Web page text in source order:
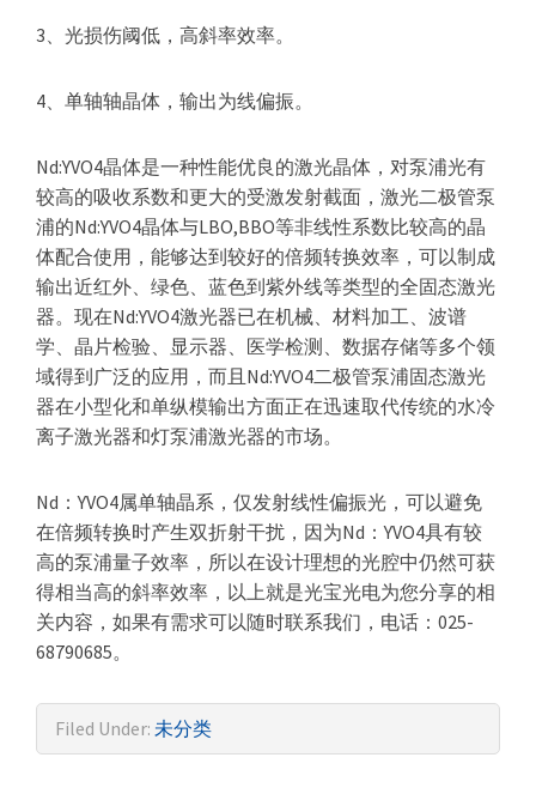
3、光损伤阈低，高斜率效率。
4、单轴轴晶体，输出为线偏振。
Nd:YVO4晶体是一种性能优良的激光晶体，对泵浦光有
较高的吸收系数和更大的受激发射截面，激光二极管泵
浦的Nd:YVO4晶体与LBO,BBO等非线性系数比较高的晶
体配合使用，能够达到较好的倍频转换效率，可以制成
输出近红外、绿色、蓝色到紫外线等类型的全固态激光
器。现在Nd:YVO4激光器已在机械、材料加工、波谱
学、晶片检验、显示器、医学检测、数据存储等多个领
域得到广泛的应用，而且Nd:YVO4二极管泵浦固态激光
器在小型化和单纵模输出方面正在迅速取代传统的水冷
离子激光器和灯泵浦激光器的市场。
Nd：YVO4属单轴晶系，仅发射线性偏振光，可以避免
在倍频转换时产生双折射干扰，因为Nd：YVO4具有较
高的泵浦量子效率，所以在设计理想的光腔中仍然可获
得相当高的斜率效率，以上就是光宝光电为您分享的相
关内容，如果有需求可以随时联系我们，电话：025-
68790685。
Filed Under: 未分类